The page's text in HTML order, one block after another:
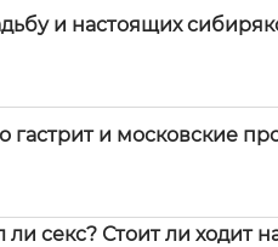
и настоящих
гастрит и московские
секс? Стоит ли ходит